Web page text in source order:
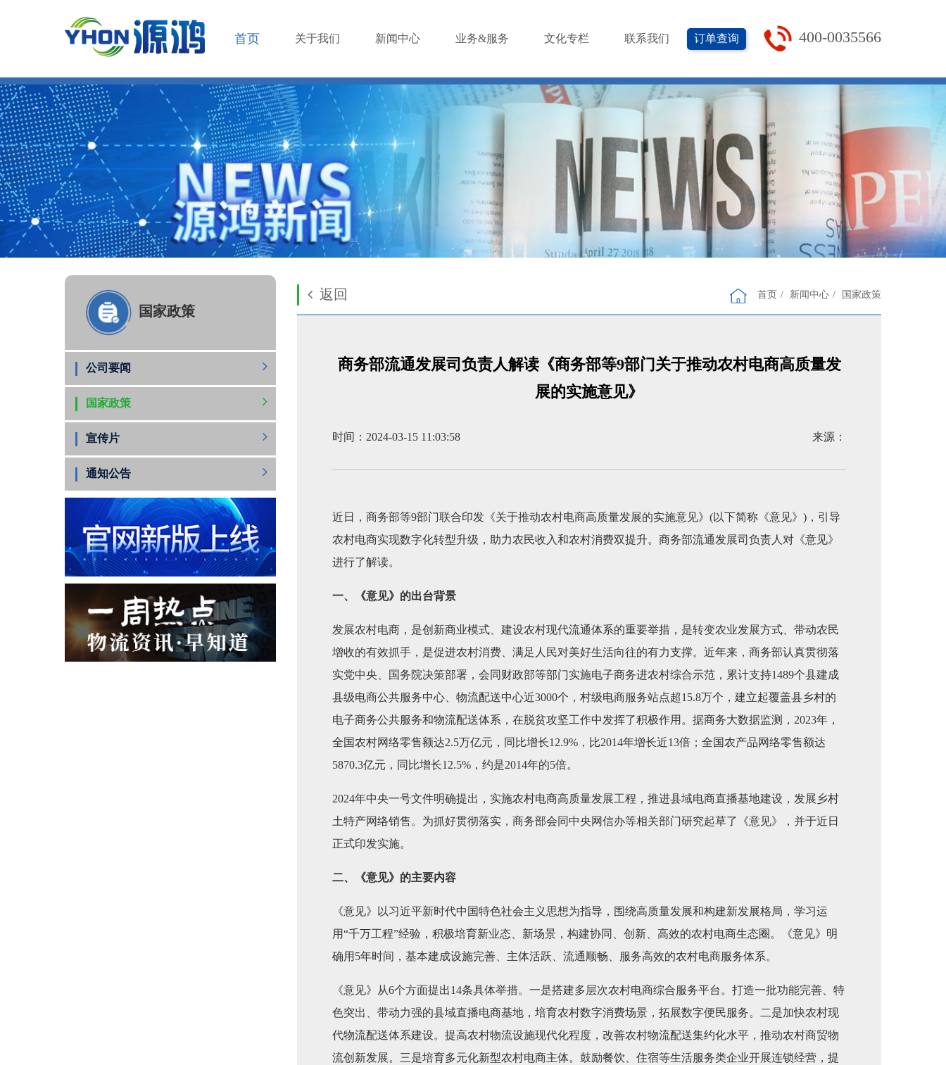
首页 关于我们 新闻中心 业务&服务 文化专栏 联系我们 订单查询 400-0035566
国家政策
公司要闻
国家政策
宣传片
通知公告
返回 首页 新闻中心 国家政策
商务部流通发展司负责人解读《商务部等9部门关于推动农村电商高质量发
展的实施意见》
时间：2024-03-15 11:03:58 来源：
近日，商务部等9部门联合印发《关于推动农村电商高质量发展的实施意见》(以下简称《意见》)，引导
农村电商实现数字化转型升级，助力农民收入和农村消费双提升。商务部流通发展司负责人对《意见》
进行了解读。
一、《意见》的出台背景
发展农村电商，是创新商业模式、建设农村现代流通体系的重要举措，是转变农业发展方式、带动农民
增收的有效抓手，是促进农村消费、满足人民对美好生活向往的有力支撑。近年来，商务部认真贯彻落
实党中央、国务院决策部署，会同财政部等部门实施电子商务进农村综合示范，累计支持1489个县建成
县级电商公共服务中心、物流配送中心近3000个，村级电商服务站点超15.8万个，建立起覆盖县乡村的
电子商务公共服务和物流配送体系，在脱贫攻坚工作中发挥了积极作用。据商务大数据监测，2023年，
全国农村网络零售额达2.5万亿元，同比增长12.9%，比2014年增长近13倍；全国农产品网络零售额达
5870.3亿元，同比增长12.5%，约是2014年的5倍。
2024年中央一号文件明确提出，实施农村电商高质量发展工程，推进县域电商直播基地建设，发展乡村
土特产网络销售。为抓好贯彻落实，商务部会同中央网信办等相关部门研究起草了《意见》，并于近日
正式印发实施。
二、《意见》的主要内容
《意见》以习近平新时代中国特色社会主义思想为指导，围绕高质量发展和构建新发展格局，学习运
用“千万工程”经验，积极培育新业态、新场景，构建协同、创新、高效的农村电商生态圈。《意见》明
确用5年时间，基本建成设施完善、主体活跃、流通顺畅、服务高效的农村电商服务体系。
《意见》从6个方面提出14条具体举措。一是搭建多层次农村电商综合服务平台。打造一批功能完善、特
色突出、带动力强的县域直播电商基地，培育农村数字消费场景，拓展数字便民服务。二是加快农村现
代物流配送体系建设。提高农村物流设施现代化程度，改善农村物流配送集约化水平，推动农村商贸物
流创新发展。三是培育多元化新型农村电商主体。鼓励餐饮、住宿等生活服务类企业开展连锁经营，提